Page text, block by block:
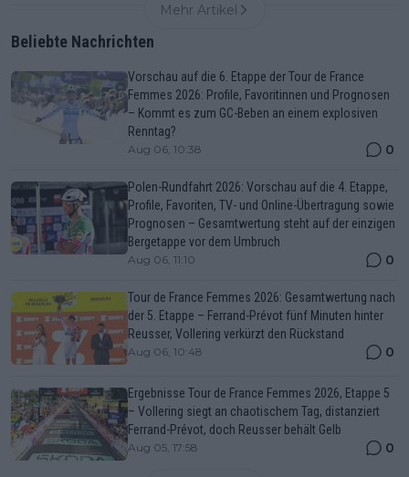
Mehr Artikel
Beliebte Nachrichten
Vorschau auf die 6. Etappe der Tour de France
Femmes 2026: Profile, Favoritinnen und Prognosen
– Kommt es zum GC-Beben an einem explosiven
Renntag?
Aug 06, 10:38 0
Polen-Rundfahrt 2026: Vorschau auf die 4. Etappe,
Profile, Favoriten, TV- und Online-Übertragung sowie
Prognosen – Gesamtwertung steht auf der einzigen
Bergetappe vor dem Umbruch
Aug 06, 11:10 0
Tour de France Femmes 2026: Gesamtwertung nach
der 5. Etappe – Ferrand-Prévot fünf Minuten hinter
Reusser, Vollering verkürzt den Rückstand
Aug 06, 10:48 0
Ergebnisse Tour de France Femmes 2026, Etappe 5
– Vollering siegt an chaotischem Tag, distanziert
Ferrand-Prévot, doch Reusser behält Gelb
Aug 05, 17:58 0